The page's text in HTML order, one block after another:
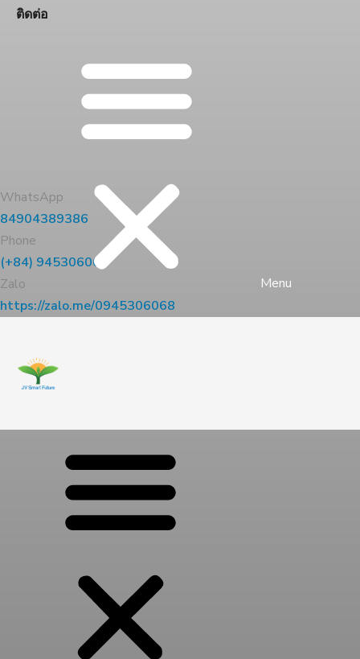
ติดต่อ
Menu
WhatsApp
84904389386
Phone
(+84) 945306068
Zalo
https://zalo.me/0945306068